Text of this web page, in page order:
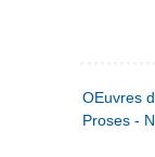
OEuvres
Proses -